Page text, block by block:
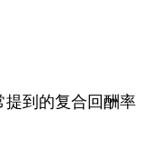
提到的复合回酬率